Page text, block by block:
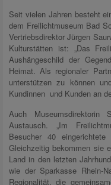
Seit vielen Jahren besteht
dem Freilichtmuseum Bad
Vertriebsdirektor Jürgen
Kulturstätten ist: „Das
Aushängeschild der
Heimat. Als regionaler
unterstützen zu können
Kundinnen und Kunden an
Auch Museumsdirektorin
Austausch. „Im
Besucher 40 eingerichtete
Gleichzeitig bekommen sie
Land in den letzten
wie der Sparkasse Rhein-
Regionalität, die